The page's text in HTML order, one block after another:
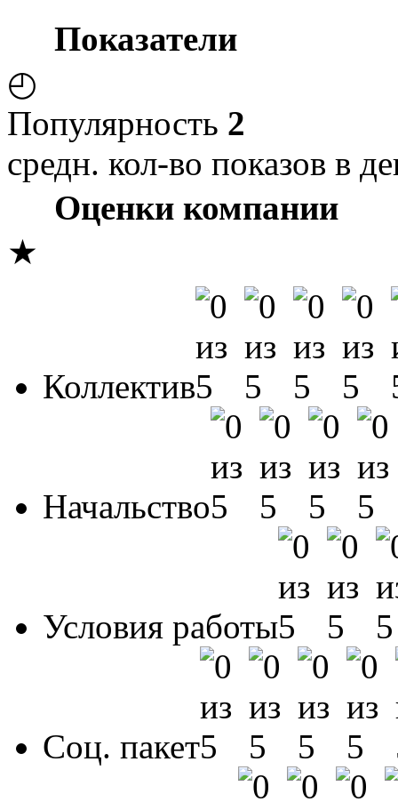
Показатели
◴
Популярность 2
средн. кол-во показов в
Оценки компании
★
Коллектив
Начальство
Условия работы
Соц. пакет